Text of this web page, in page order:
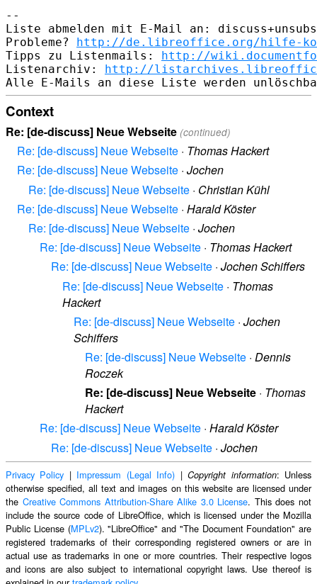
--
Liste abmelden mit E-Mail an:
Probleme? http://de.libreoffice.org/hilfe-
Tipps zu Listenmails: http://
Listenarchiv: http://
Context
Re: [de-discuss] Neue Webseite (continued)
Re: [de-discuss] Neue Webseite · Thomas Hackert
Re: [de-discuss] Neue Webseite · Jochen
Re: [de-discuss] Neue Webseite · Christian Kühl
Re: [de-discuss] Neue Webseite · Harald Köster
Re: [de-discuss] Neue Webseite · Jochen
Re: [de-discuss] Neue Webseite · Thomas Hackert
Re: [de-discuss] Neue Webseite · Jochen Schiffers
Re: [de-discuss] Neue Webseite · Thomas
Hackert
Re: [de-discuss] Neue Webseite · Jochen
Schiffers
Re: [de-discuss] Neue Webseite · Dennis
Roczek
Re: [de-discuss] Neue Webseite · Thomas
Hackert
Re: [de-discuss] Neue Webseite · Harald Köster
Re: [de-discuss] Neue Webseite · Jochen
Privacy Policy | Impressum (Legal Info) |Copyright information: Unless
otherwise specified, all text and images on this website are licensed under
the Creative Commons Attribution-Share Alike 3.0 License. This does not
include the source code of LibreOffice, which is licensed under the Mozilla
Public License (MPLv2). "LibreOffice" and "The Document Foundation" are
registered trademarks of their corresponding registered owners or are in
actual use as trademarks in one or more countries. Their respective logos
and icons are also subject to international copyright laws. Use thereof is